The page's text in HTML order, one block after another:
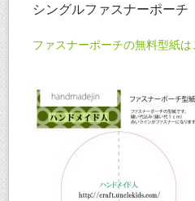
シングルファスナーポー
ファスナーポーチの無料型紙は